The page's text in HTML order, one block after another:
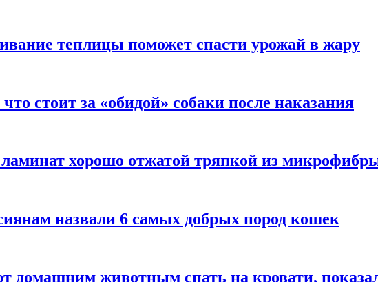
теплицы поможет спасти урожай в жару
стоит за «обидой» собаки после наказания
хорошо отжатой тряпкой из
назвали 6 самых добрых пород кошек
домашним животным спать на кровати,